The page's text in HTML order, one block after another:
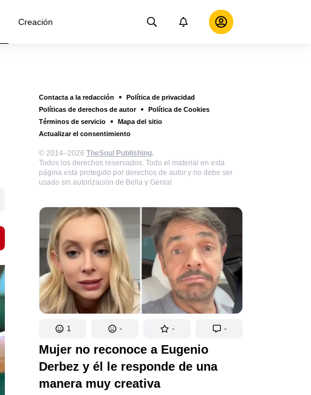
Creación
Contacta a la redacción
Política de privacidad
Políticas de derechos de autor
Política de Cookies
Términos de servicio
Mapa del sitio
Actualizar el consentimiento
© 2014–2026 TheSoul Publishing.
Todos los derechos reservados. Todo el material en esta
página está protegido por derechos de autor y no debe ser
usado sin autorización de Bella y Genial
1 - - -
Mujer no reconoce a Eugenio
Derbez y él le responde de una
manera muy creativa